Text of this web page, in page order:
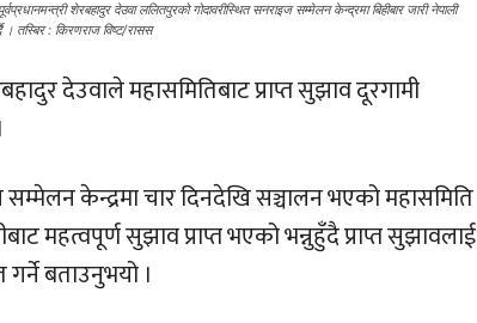
शेरबहादुर देउवा ललितपुरको गोदावरीस्थित सनराइज सम्मेलन केन्द्रमा बिहीबार जारी नेपाली
। तस्बिर : किरणराज विष्ट/रासस
देउवाले महासमितिबाट प्राप्त सुझाव दूरगामी
केन्द्रमा चार दिनदेखि सञ्चालन भएको महासमिति
महत्वपूर्ण सुझाव प्राप्त भएको भन्नुहुँदै प्राप्त सुझावलाई
गर्ने बताउनुभयो ।